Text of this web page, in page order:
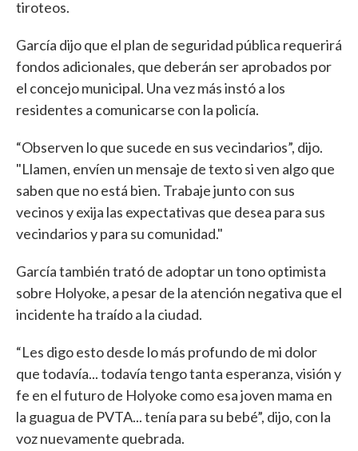
tiroteos.
García dijo que el plan de seguridad pública requerirá
fondos adicionales, que deberán ser aprobados por
el concejo municipal. Una vez más instó a los
residentes a comunicarse con la policía.
“Observen lo que sucede en sus vecindarios”, dijo.
"Llamen, envíen un mensaje de texto si ven algo que
saben que no está bien. Trabaje junto con sus
vecinos y exija las expectativas que desea para sus
vecindarios y para su comunidad."
García también trató de adoptar un tono optimista
sobre Holyoke, a pesar de la atención negativa que el
incidente ha traído a la ciudad.
“Les digo esto desde lo más profundo de mi dolor
que todavía... todavía tengo tanta esperanza, visión y
fe en el futuro de Holyoke como esa joven mama en
la guagua de PVTA... tenía para su bebé”, dijo, con la
voz nuevamente quebrada.